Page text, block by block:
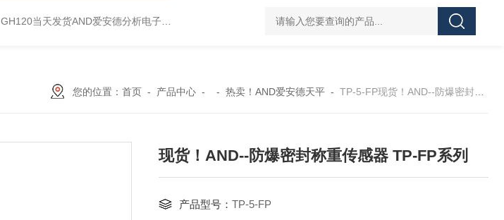
GH120当天发货AND爱安德分析电子天平 GH252当天发货AND爱安德分析电子天平 SJ-210当天发货三丰/Mitutoyo
您的位置： 首页- 产品中心- - 热卖！AND爱安德天平- TP-5-FP现货！AND--防爆密封称重传感器 TP-FP系列
现货！AND--防爆密封称重传感器 TP-FP系列
产品型号： TP-5-FP